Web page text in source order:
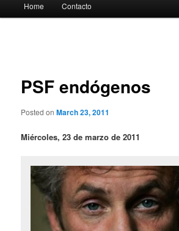
Home Contacto
PSF endógenos
Posted onMarch 23, 2011
Miércoles, 23 de marzo de 2011